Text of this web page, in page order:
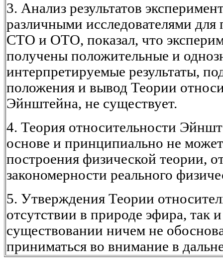
3. Анализ результатов
различными исследователями
СТО и ОТО, показал, что
получены положительные и
интерпретируемые результаты,
положения и вывод Теории
Эйнштейна, не существует.
4. Теория относительности
основе и принципиально не
построения физической теории,
закономерности реального
5. Утверждения Теории
отсутствии в природе эфира, так
существовании ничем не
приниматься во внимание в